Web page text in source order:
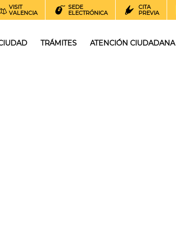
VISIT
VALENCIA
SEDE
ELECTRÓNICA
CITA
PREVIA
TRÁMITES ATENCIÓN CIUDADANA